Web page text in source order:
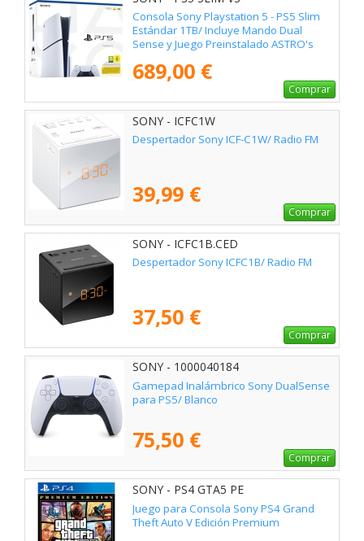
Consola Sony Playstation 5 - PS5 Slim
Estándar 1TB/ Incluye Mando Dual
Sense y Juego Preinstalado ASTRO's
689,00 €
Comprar
SONY - ICFC1W
Despertador Sony ICF-C1W/ Radio FM
39,99 €
Comprar
SONY - ICFC1B.CED
Despertador Sony ICFC1B/ Radio FM
37,50 €
Comprar
SONY - 1000040184
Gamepad Inalámbrico Sony DualSense
para PS5/ Blanco
75,50 €
Comprar
SONY - PS4 GTA5 PE
Juego para Consola Sony PS4 Grand
Theft Auto V Edición Premium